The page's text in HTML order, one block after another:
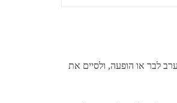
לבר או הופעה, ולסיים את